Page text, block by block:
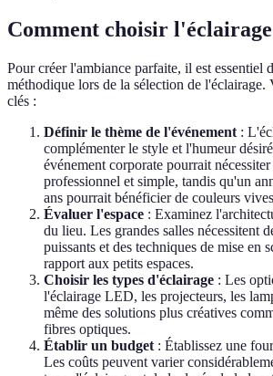
Comment choisir
Pour créer l'ambiance parfaite, il est essentiel
méthodique lors de la sélection de l'éclairage.
clés :
Définir le thème de l'événement :
complémenter le style et l'humeur
événement corporate pourrait
professionnel et simple, tandis qu'un
ans pourrait bénéficier de couleurs
Évaluer l'espace : Examinez
du lieu. Les grandes salles nécessitent
puissants et des techniques de mise en
rapport aux petits espaces.
Choisir les types d'éclairage : Les
l'éclairage LED, les projecteurs, les
même des solutions plus créatives
fibres optiques.
Établir un budget : Établissez une
Les coûts peuvent varier